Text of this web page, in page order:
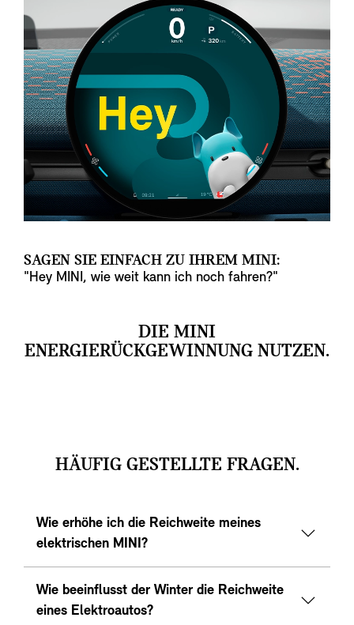
SAGEN SIE EINFACH ZU IHREM MINI:
"Hey MINI, wie weit kann ich noch fahren?"
DIE MINI
ENERGIERÜCKGEWINNUNG NUTZEN.
HÄUFIG GESTELLTE FRAGEN.
Wie erhöhe ich die Reichweite meines
elektrischen MINI?
Wie beeinflusst der Winter die Reichweite
eines Elektroautos?